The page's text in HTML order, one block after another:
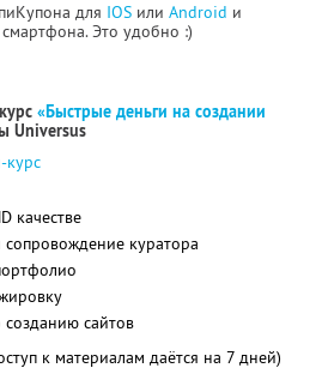
для IOS или Android и
Это удобно :)
«Быстрые деньги на создании
Universus
курс
качестве
куратора
созданию сайтов
к материалам даётся на 7 дней)